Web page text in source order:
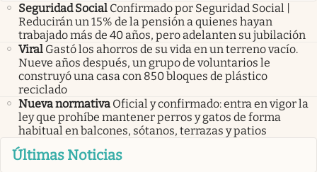
Seguridad Social Confirmado por Seguridad Social |
Reducirán un 15% de la pensión a quienes hayan
trabajado más de 40 años, pero adelanten su jubilación
Viral Gastó los ahorros de su vida en un terreno vacío.
Nueve años después, un grupo de voluntarios le
construyó una casa con 850 bloques de plástico
reciclado
Nueva normativa Oficial y confirmado: entra en vigor la
ley que prohíbe mantener perros y gatos de forma
habitual en balcones, sótanos, terrazas y patios
Últimas Noticias